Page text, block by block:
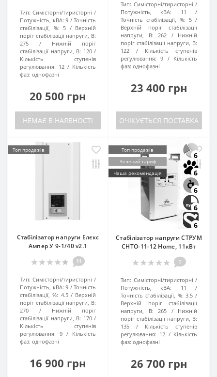
Тип: Симісторні/тиристорні
Потужність, кВА: 9
Точність
стабілізації, %: 5
Верхній
поріг стабілізації напруги, В:
275
Нижній поріг
стабілізації напруги, В: 120
Кількість ступенів
регулювання: 12
Кількість
фаз: однофазні
20 500 грн
НЕМАЄ В НАЯВНОСТІ
Тип: Симісторні/тиристорні
Потужність, кВА:
11
Точність стабілізації, %: 5
Верхній поріг стабілізації
напруги, В:
262
Нижній
поріг стабілізації напруги, В:
122
Кількість ступенів
регулювання:
9
Кількість
фаз: однофазні
23 400 грн
ОЧІКУЄТЬСЯ ПОСТАВКА
Топ продажів
Стабілізатор напруги Елєкс
Ампер У 9-1/40 v2.1
11
Тип: Симісторні/тиристорні
Потужність, кВА: 9
Точність
стабілізації, %: 4.5
Верхній
поріг стабілізації напруги, В:
270
Нижній поріг
стабілізації напруги, В: 170
Кількість ступенів
регулювання: 9
Кількість
фаз: однофазні
16 900 грн
Топ продажів
Зелений тариф
Наша рекомендація
6
6
6
6
6
Стабілізатор напруги СТРУМ
СНТО-11-12 Home, 11кВт
1
Тип: Симісторні/тиристорні
Потужність, кВА:
11
Точність стабілізації, %: 3.5
Верхній поріг стабілізації
напруги, В:
265
Нижній
поріг стабілізації напруги, В:
135
Кількість ступенів
регулювання: 12
Кількість
фаз: однофазні
26 700 грн